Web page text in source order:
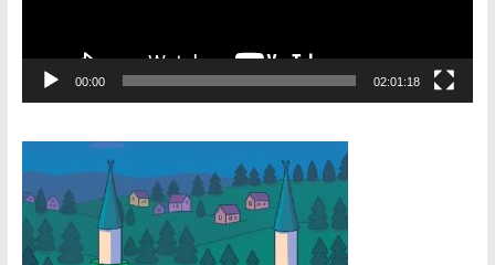
00:00 02:01:18